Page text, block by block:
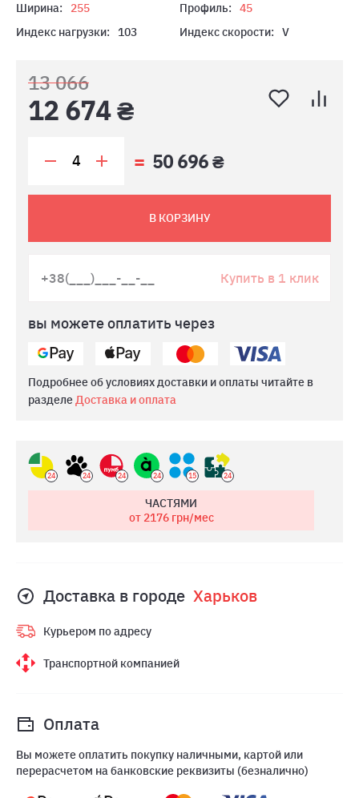
Ширина:
255 Профиль:
45
Индекс нагрузки:
103 Индекс скорости: V
13 066
12 674 ₴
50 696 ₴
В КОРЗИНУ
Купить в 1 клик
вы можете оплатить через
Подробнее об условиях доставки и оплаты читайте в
разделеДоставка и оплата
24 24 24 24 15 24
ЧАСТЯМИ
от 2176грн/мес
Доставка в городе Харьков
Курьером по адресу
Транспортной компанией
Оплата
Вы можете оплатить покупку наличными, картой или
перерасчетом на банковские реквизиты (безналично)